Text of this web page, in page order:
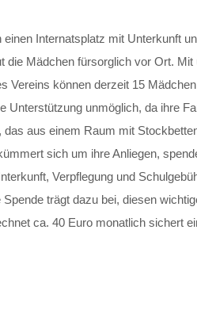
Internatsplatz mit Unterkunft
Mädchen fürsorglich vor Ort.
Vereins können derzeit 15
unmöglich, da ihre
aus einem Raum mit
sich um ihre Anliegen,
Verpflegung und
trägt dazu bei, diesen
ca. 40 Euro monatlich sichert